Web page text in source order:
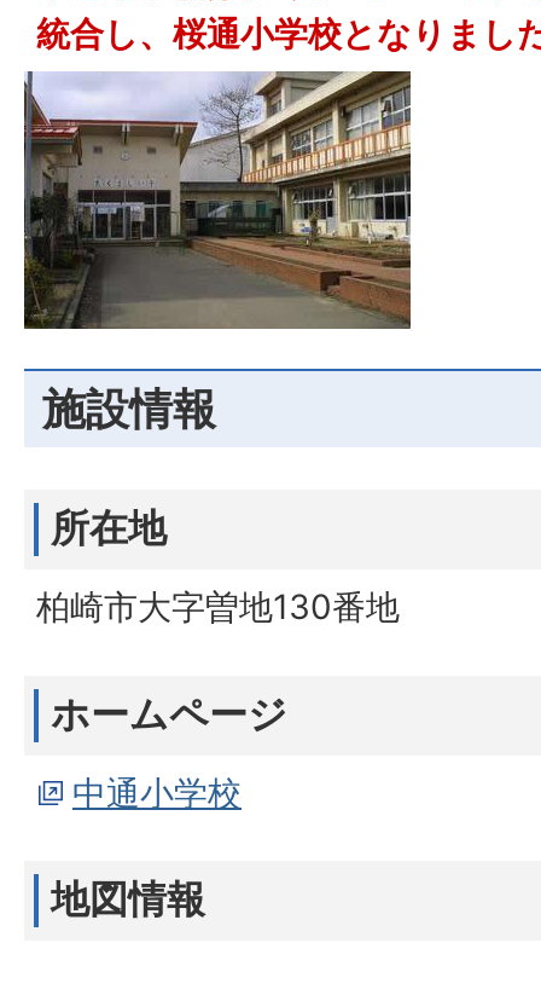
統合し、桜通小学校となりまし
施設情報
所在地
柏崎市大字曽地130番地
ホームページ
中通小学校
地図情報